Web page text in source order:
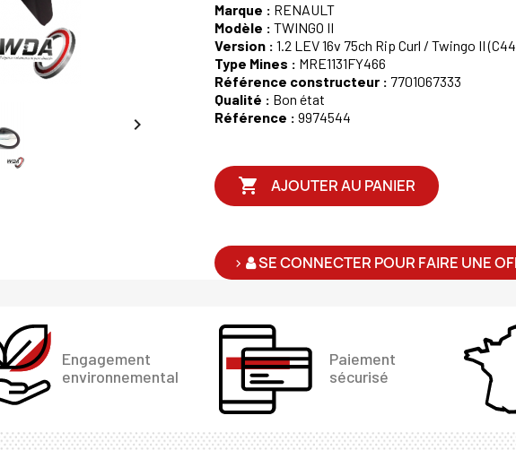

Marque : RENAULT
Modèle : TWINGO II
Version : 1.2 LEV 16v 75ch Rip Curl / Twingo II
Type Mines : MRE1131FY466
Référence constructeur : 7701067333
Qualité : Bon état
Référence : 9974544
 AJOUTER AU PANIER
> SE CONNECTER POUR FAIRE UNE
Engagement
environnemental
Paiement
sécurisé